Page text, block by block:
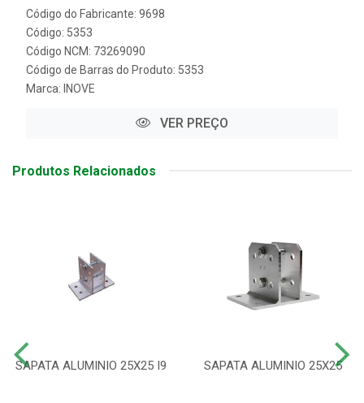
Código do Fabricante: 9698
Código: 5353
Código NCM: 73269090
Código de Barras do Produto: 5353
Marca: INOVE
VER PREÇO
Produtos Relacionados
SAPATA ALUMINIO 25X25 I9 SAPATA ALUMINIO 25X25